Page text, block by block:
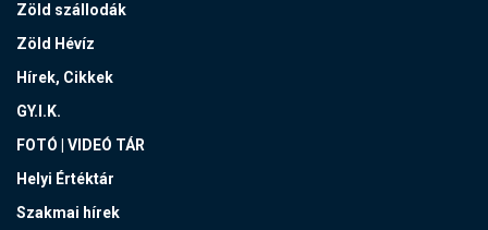
Zöld szállodák
Zöld Hévíz
Hírek, Cikkek
GY.I.K.
FOTÓ | VIDEÓ TÁR
Helyi Értéktár
Szakmai hírek